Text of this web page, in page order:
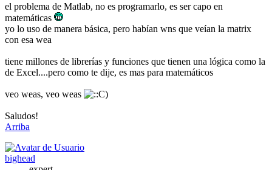
el problema de Matlab, no es programarlo, es ser capo en
matemáticas
yo lo uso de manera básica, pero habían wns que veían la matrix
con esa wea
tiene millones de librerías y funciones que tienen una lógica como la
de Excel....pero como te dije, es mas para matemáticos
veo weas, veo weas
Saludos!
Arriba
bighead